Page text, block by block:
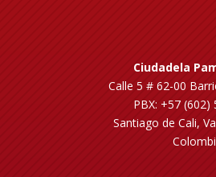
Ciudadela
Calle 5 # 62-00
PBX: +57 (602)
Santiago de Cali,